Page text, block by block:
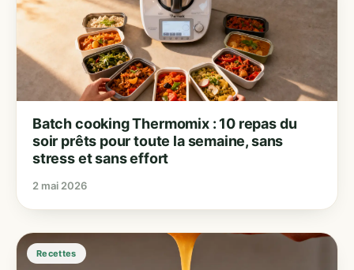
Batch cooking Thermomix : 10 repas du
soir prêts pour toute la semaine, sans
stress et sans effort
2 mai 2026
Recettes